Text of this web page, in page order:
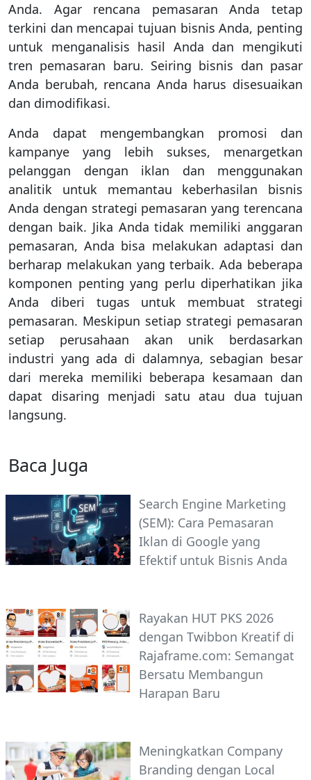
Anda. Agar rencana pemasaran Anda tetap
terkini dan mencapai tujuan bisnis Anda, penting
untuk menganalisis hasil Anda dan mengikuti
tren pemasaran baru. Seiring bisnis dan pasar
Anda berubah, rencana Anda harus disesuaikan
dan dimodifikasi.
Anda dapat mengembangkan promosi dan
kampanye yang lebih sukses, menargetkan
pelanggan dengan iklan dan menggunakan
analitik untuk memantau keberhasilan bisnis
Anda dengan strategi pemasaran yang terencana
dengan baik. Jika Anda tidak memiliki anggaran
pemasaran, Anda bisa melakukan adaptasi dan
berharap melakukan yang terbaik. Ada beberapa
komponen penting yang perlu diperhatikan jika
Anda diberi tugas untuk membuat strategi
pemasaran. Meskipun setiap strategi pemasaran
setiap perusahaan akan unik berdasarkan
industri yang ada di dalamnya, sebagian besar
dari mereka memiliki beberapa kesamaan dan
dapat disaring menjadi satu atau dua tujuan
langsung.
Baca Juga
Search Engine Marketing
(SEM): Cara Pemasaran
Iklan di Google yang
Efektif untuk Bisnis Anda
Rayakan HUT PKS 2026
dengan Twibbon Kreatif di
Rajaframe.com: Semangat
Bersatu Membangun
Harapan Baru
Meningkatkan Company
Branding dengan Local